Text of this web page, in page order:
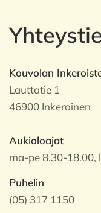
Kouvolan
Lauttatie 1
46900 Inkeroinen
Aukioloajat
ma-pe 8.30-18.00,
Puhelin
(05) 317 1150